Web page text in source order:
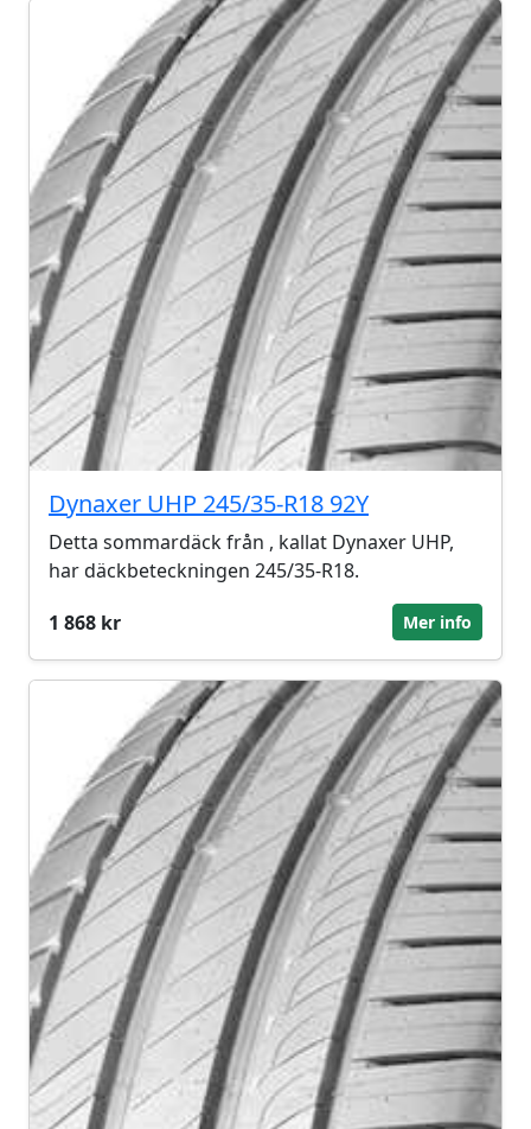
Dynaxer UHP 245/35-R18 92Y
Detta sommardäck från , kallat Dynaxer UHP,
har däckbeteckningen 245/35-R18.
1 868 kr
Mer info